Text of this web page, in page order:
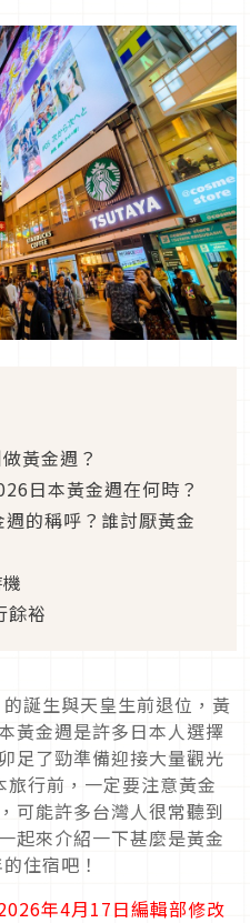
黃金週？
日本黃金週在何時？
的稱呼？誰討厭黃金
餘裕
誕生與天皇生前退位，黃
黃金週是許多日本人選擇
足了勁準備迎接大量觀光
行前，一定要注意黃金
可能許多台灣人很常聽到
起來介紹一下甚麼是黃金
住宿吧！
年4月17日編輯部修改